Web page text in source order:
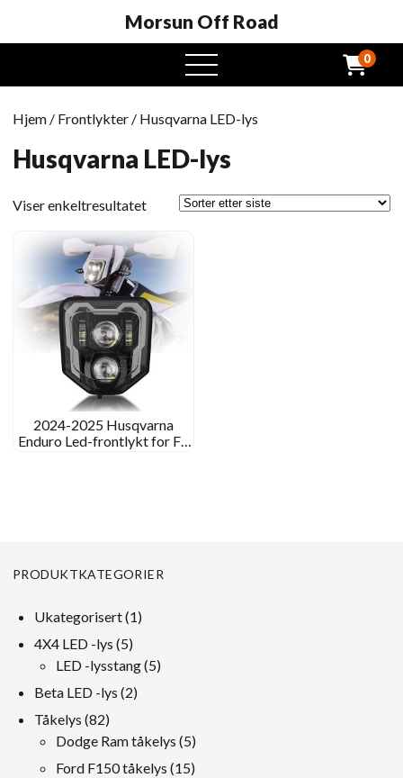
Morsun Off Road
Åpen
meny
0
Hjem / Frontlykter / Husqvarna LED-lys
Husqvarna LED-lys
Viser enkeltresultatet
2024-2025 Husqvarna
Enduro Led-frontlykt for FE
PRODUKTKATEGORIER
Ukategorisert 11
4X4 LED -lys 55
Produkter
LED -lysstang 55
Beta LED -lys 22
Tåkelys 8282
Produkter
Dodge Ram tåkelys 55
Produkter
Ford F150 tåkelys 1515